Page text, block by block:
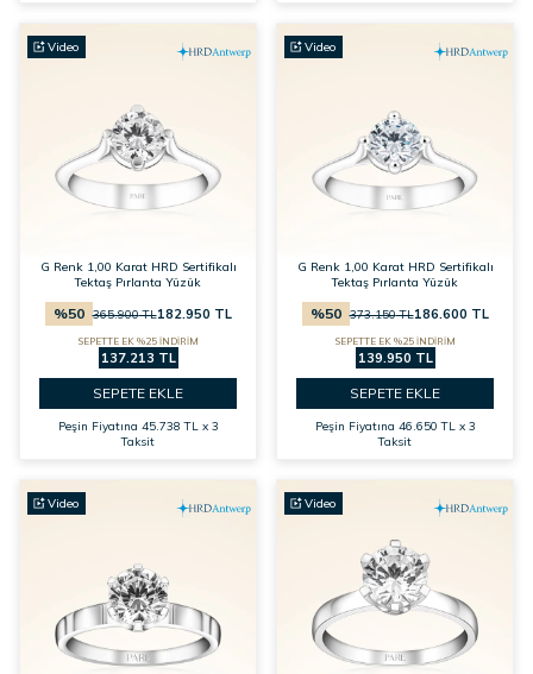
Video
G Renk 1,00 Karat HRD Sertifikalı
Tektaş Pırlanta Yüzük
%50 365.900TL182.950 TL
SEPETTE EK %25 İNDİRİM
137.213 TL
SEPETE EKLE
Peşin Fiyatına 45.738 TL x 3
Taksit
Video
G Renk 1,00 Karat HRD Sertifikalı
Tektaş Pırlanta Yüzük
%50 373.150TL186.600 TL
SEPETTE EK %25 İNDİRİM
139.950 TL
SEPETE EKLE
Peşin Fiyatına 46.650 TL x 3
Taksit
Video Video